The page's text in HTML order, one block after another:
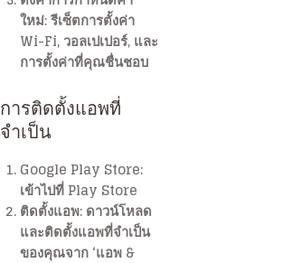
ใหม่: รีเซ็ตการตั้งค่า
Wi-Fi, วอลเปเปอร์, และ
การตั้งค่าที่คุณชื่นชอบ
การติดตั้งแอพที่
จำเป็น
Google Play Store:
เข้าไปที่ Play Store
ติดตั้งแอพ: ดาวน์โหลด
และติดตั้งแอพที่จำเป็น
ของคุณจาก ‘แอพ &